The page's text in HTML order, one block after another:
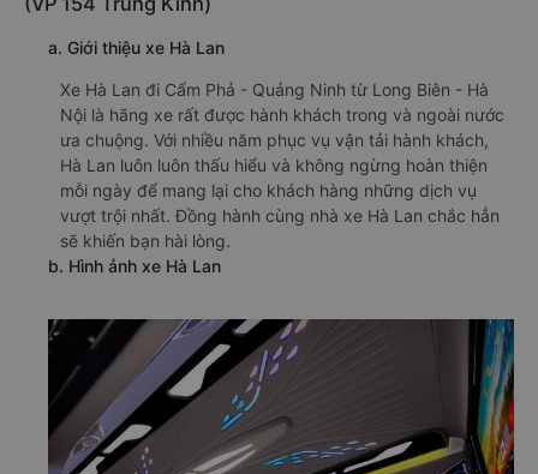
a. Giới thiệu xe Hà Lan
Xe Hà Lan đi Cẩm Phả - Quảng Ninh từ Long Biên - Hà
Nội là hãng xe rất được hành khách trong và ngoài nước
ưa chuộng. Với nhiều năm phục vụ vận tải hành khách,
Hà Lan luôn luôn thấu hiểu và không ngừng hoàn thiện
mỗi ngày để mang lại cho khách hàng những dịch vụ
vượt trội nhất. Đồng hành cùng nhà xe Hà Lan chắc hẳn
sẽ khiến bạn hài lòng.
b. Hình ảnh xe Hà Lan